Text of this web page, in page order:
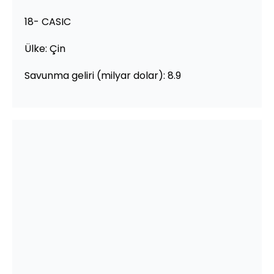
18- CASIC
Ülke: Çin
Savunma geliri (milyar dolar): 8.9